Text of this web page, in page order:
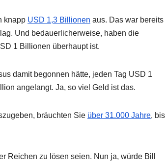
knapp USD 1,3 Billionen aus. Das war bereits
Und bedauerlicherweise, haben die
1 Billionen überhaupt ist.
damit begonnen hätte, jeden Tag USD 1
angelangt. Ja, so viel Geld ist das.
bräuchten Sie über 31.000 Jahre, bis
Reichen zu lösen seien. Nun ja, würde Bill